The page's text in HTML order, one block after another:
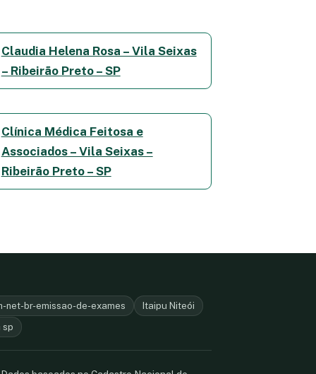
Claudia Helena Rosa – Vila Seixas
– Ribeirão Preto – SP
Clínica Médica Feitosa e
Associados – Vila Seixas –
Ribeirão Preto – SP
net-br-emissao-de-exames
Itaipu Niteói
sp